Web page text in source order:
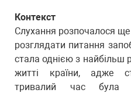
Контекст
Слухання розпочалося
розглядати питання
стала однією з найбільш
житті країни, адже
тривалий час була